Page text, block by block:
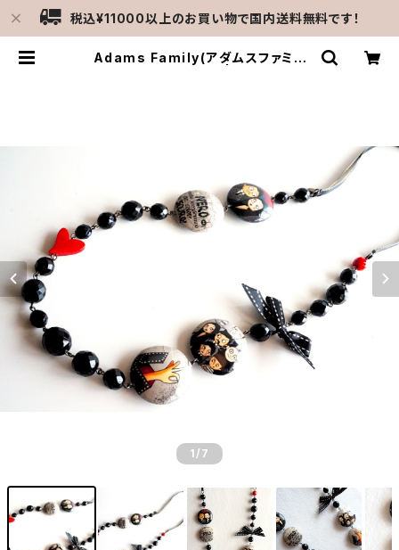
税込¥11000以上のお買い物で国内送料無料です！
Adams Family(アダムスファミリ
1 /7